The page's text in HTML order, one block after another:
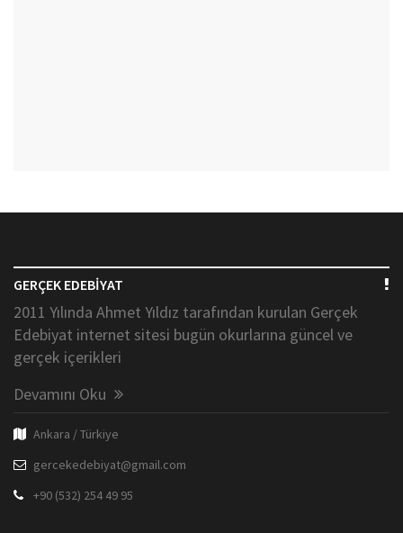
GERÇEK EDEBİYAT
2011 Yılında Ahmet Yıldız tarafından kurulan Gerçek
Edebiyat internet sitesi bugün okurlarına güncel ve
gerçek içerikleri
Devamını Oku
Ankara / Türkiye
gercekedebiyat@gmail.com
+90 (532) 254 49 95